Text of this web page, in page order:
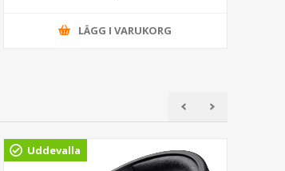
LÄGG I VARUKORG
Uddevalla